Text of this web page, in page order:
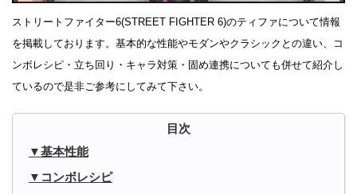
ストリートファイター6(STREET FIGHTER 6)のティファについて情報
を掲載しております。基本的な性能やモダンやクラシックとの違い、コ
ンボレシピ・立ち回り・キャラ対策・固め連携についても併せて紹介し
ているので是非ご参考にしてみて下さい。
基本性能
コンボレシピ